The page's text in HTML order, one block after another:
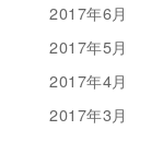
2017年6月
2017年5月
2017年4月
2017年3月